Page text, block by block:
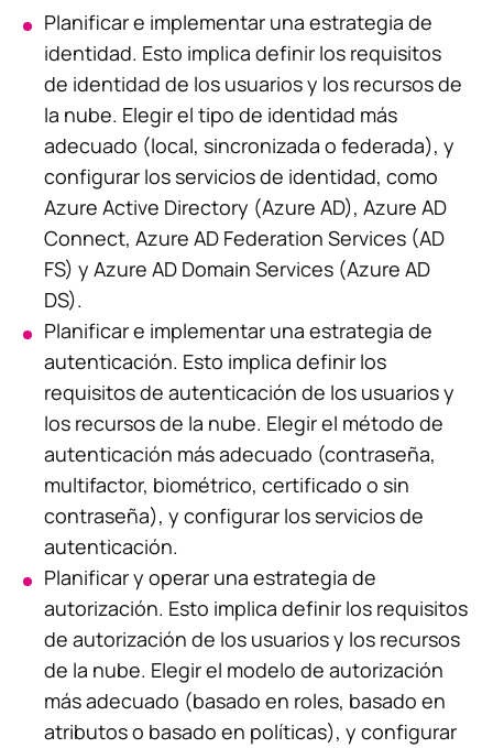
Planificar e implementar una estrategia de
identidad. Esto implica definir los requisitos
de identidad de los usuarios y los recursos de
la nube. Elegir el tipo de identidad más
adecuado (local, sincronizada o federada), y
configurar los servicios de identidad, como
Azure Active Directory (Azure AD), Azure AD
Connect, Azure AD Federation Services (AD
FS) y Azure AD Domain Services (Azure AD
DS).
Planificar e implementar una estrategia de
autenticación. Esto implica definir los
requisitos de autenticación de los usuarios y
los recursos de la nube. Elegir el método de
autenticación más adecuado (contraseña,
multifactor, biométrico, certificado o sin
contraseña), y configurar los servicios de
autenticación.
Planificar y operar una estrategia de
autorización. Esto implica definir los requisitos
de autorización de los usuarios y los recursos
de la nube. Elegir el modelo de autorización
más adecuado (basado en roles, basado en
atributos o basado en políticas), y configurar